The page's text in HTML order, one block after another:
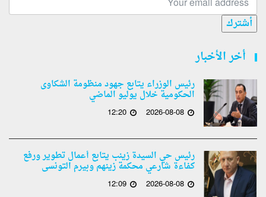
أشترك
أخر الأخبار
رئيس الوزراء يتابع جهود منظومة الشكاوى
الحكومية خلال يوليو الماضي
2026-08-08
12:20
رئيس حي السيدة زينب يتابع أعمال تطوير ورفع
كفاءة شارعي محكمة زينهم وبيرم التونسى
2026-08-08
12:09